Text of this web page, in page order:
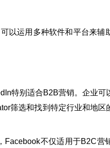
以运用多种软件和平台来辅
特别适合B2B营销。企业
筛选和找到特定行业和地区
Facebook不仅适用于B2C营